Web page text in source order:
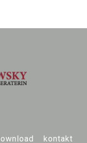
kontakt